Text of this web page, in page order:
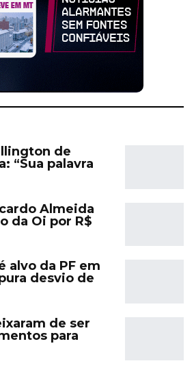
de
“Sua palavra
Almeida
da Oi por R$
alvo da PF em
desvio de
de ser
para